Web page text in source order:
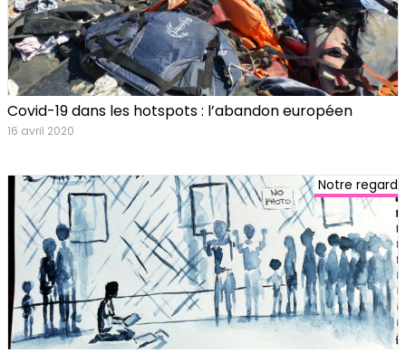
Covid-19 dans les hotspots : l’abandon européen
16 avril 2020
Notre regard